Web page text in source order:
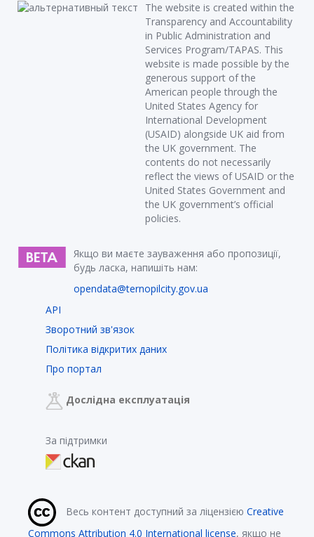
The website is created within the
Transparency and Accountability
in Public Administration and
Services Program/TAPAS. This
website is made possible by the
generous support of the
American people through the
United States Agency for
International Development
(USAID) alongside UK aid from
the UK government. The
contents do not necessarily
reflect the views of USAID or the
United States Government and
the UK government’s official
policies.
Якщо ви маєте зауваження або пропозиції,
будь ласка, напишіть нам:
opendata@ternopilcity.gov.ua
API
Зворотний зв'язок
Політика відкритих даних
Про портал
Дослідна експлуатація
За підтримки
Весь контент доступний за ліцензією Creative
Commons Attribution 4.0 International license, якщо не